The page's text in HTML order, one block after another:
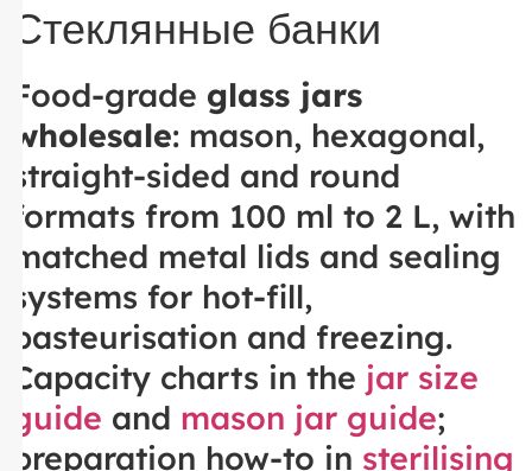
Стеклянные банки
Food-grade glass jars
wholesale: mason, hexagonal,
straight-sided and round
formats from 100 ml to 2 L, with
matched metal lids and sealing
systems for hot-fill,
pasteurisation and freezing.
Capacity charts in the jar size
guide and mason jar guide;
preparation how-to in sterilising